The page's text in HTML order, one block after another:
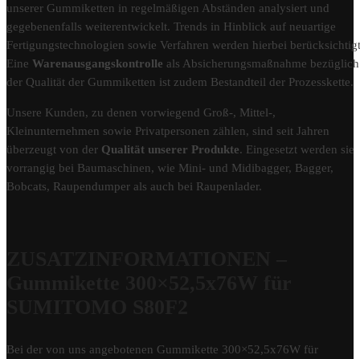
unserer Gummiketten in regelmäßigen Abständen analysiert und
gegebenenfalls weiterentwickelt. Trends in Hinblick auf neuartige
Fertigungstechnologien sowie Verfahren werden hierbei
Eine Warenausgangskontrolle als Absicherungsmaßnahme bezüglich
der Qualität der Gummiketten ist zudem Bestandteil der Prozesskette.
Unsere Kunden, zu denen vorwiegend Groß-, Mittel-,
Kleinunternehmen sowie Privatpersonen zählen, sind seit Jahren
überzeugt von der Qualität unserer Produkte. Eingesetzt werden sie
vorrangig bei Baumaschinen, wie Mini- und Midibagger, Bagger,
Bobcats, Raupendumper als auch bei Raupenlader.
Bei der von uns angebotenen Gummikette 300×52,5x76W für